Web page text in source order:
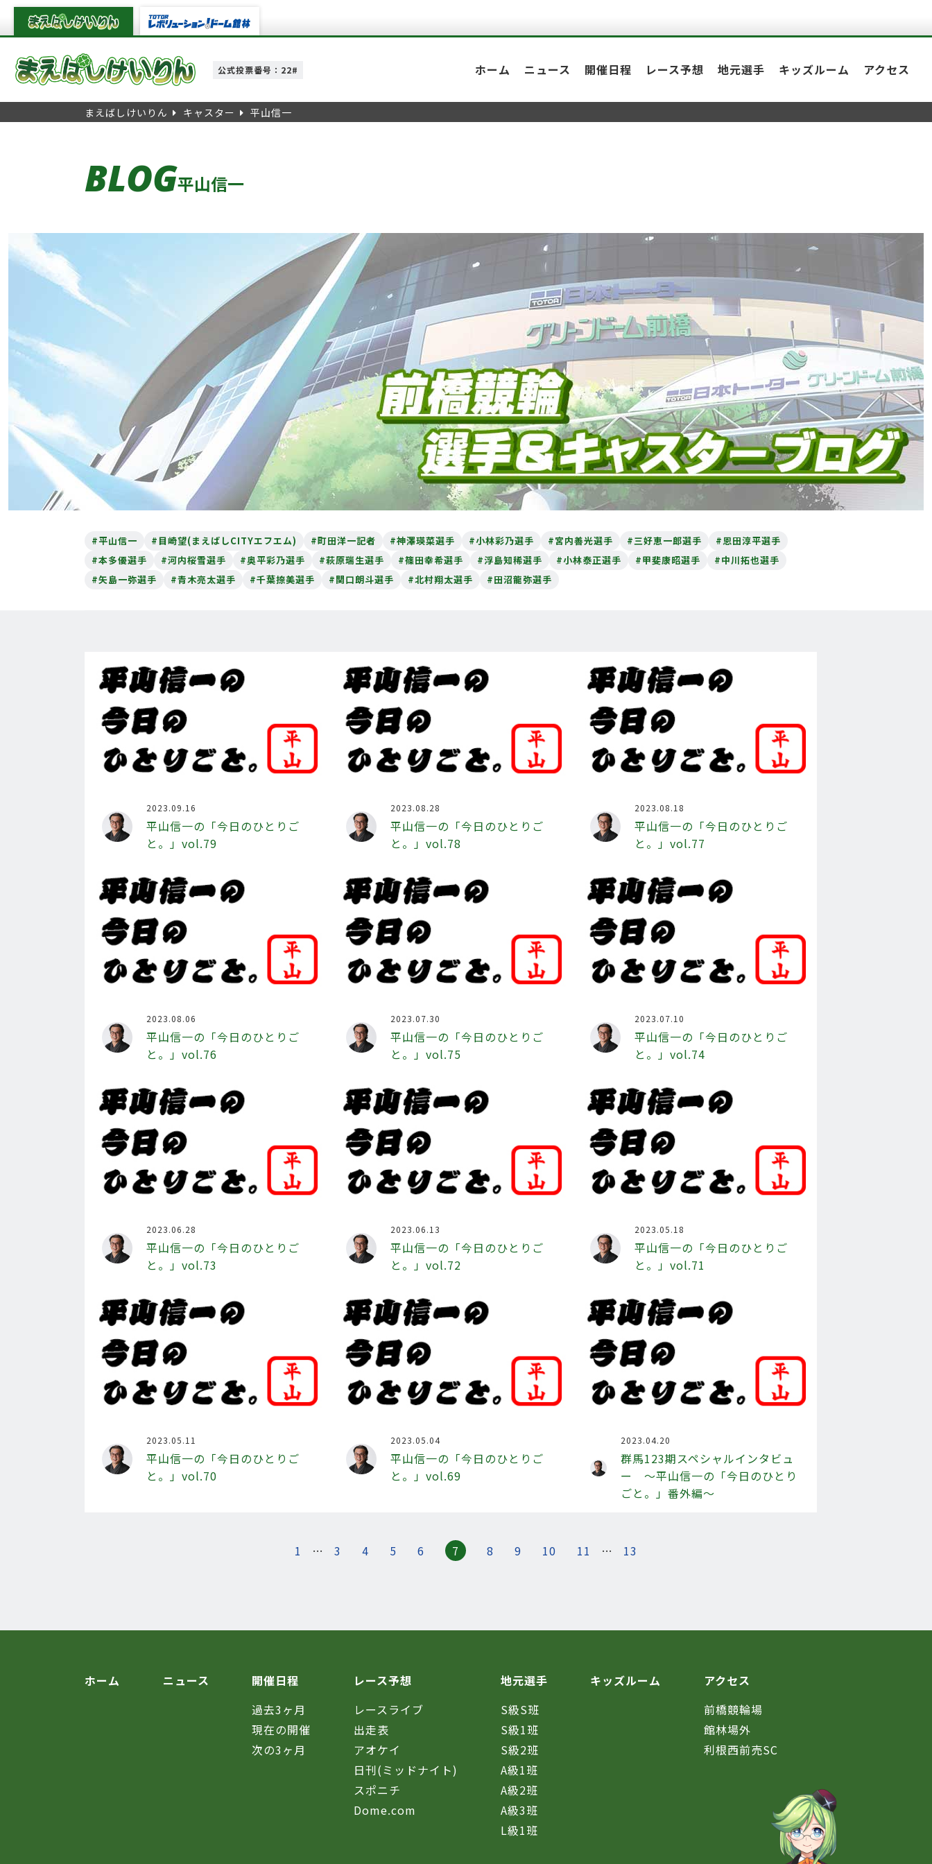
公式投票番号：22# ホーム ニュース 開催日程 レース予想 地元選手 キッズルーム アクセス
まえばしけいりん キャスター 平山信一
BLOG平山信一
#平山信一 #目崎望(まえばしCITYエフエム) #町田洋一記者 #神澤瑛菜選手 #小林彩乃選手 #宮内善光選手 #三好恵一郎選手
#恩田淳平選手
#本多優選手
#河内桜雪選手 #奥平彩乃選手 #萩原瑞生選手 #篠田幸希選手 #浮島知稀選手 #小林泰正選手 #甲斐康昭選手
#中川拓也選手
#矢島一弥選手
#青木亮太選手 #千葉捺美選手 #関口朗斗選手 #北村翔太選手 #田沼龍弥選手
2023.09.16
平山信一の「今日のひとりご
と。」vol.79
2023.08.28
平山信一の「今日のひとりご
と。」vol.78
2023.08.18
平山信一の「今日のひとりご
と。」vol.77
2023.08.06
平山信一の「今日のひとりご
と。」vol.76
2023.07.30
平山信一の「今日のひとりご
と。」vol.75
2023.07.10
平山信一の「今日のひとりご
と。」vol.74
2023.06.28
平山信一の「今日のひとりご
と。」vol.73
2023.06.13
平山信一の「今日のひとりご
と。」vol.72
2023.05.18
平山信一の「今日のひとりご
と。」vol.71
2023.05.11
平山信一の「今日のひとりご
と。」vol.70
2023.05.04
平山信一の「今日のひとりご
と。」vol.69
2023.04.20
群馬123期スペシャルインタビュ
ー ～平山信一の「今日のひとり
ごと。」番外編～
1 … 3 4 5 6 7 8 9 10 11 … 13
ホーム ニュース
開催日程
過去3ヶ月
現在の開催
次の3ヶ月
レース予想
レースライブ
出走表
アオケイ
日刊(ミッドナイト)
スポニチ
Dome.com
地元選手
S級S班
S級1班
S級2班
A級1班
A級2班
A級3班
L級1班
キッズルーム
アクセス
前橋競輪場
館林場外
利根西前売SC